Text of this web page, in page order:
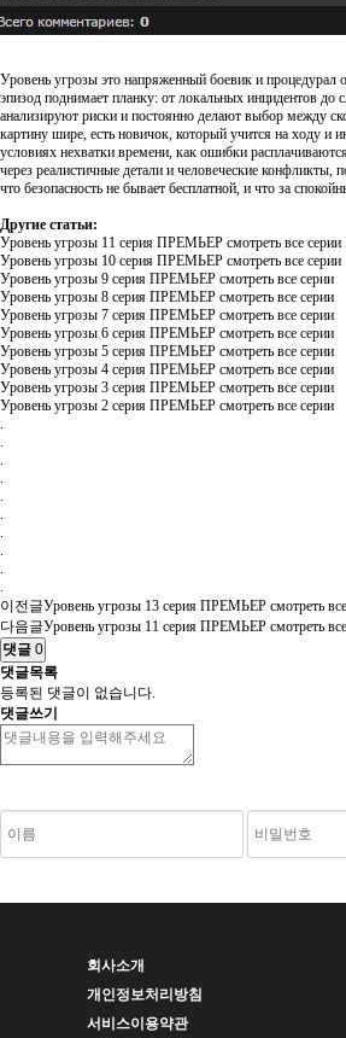
Уровень угрозы это напряженный боевик и процедурал
эпизод поднимает планку: от локальных инцидентов
анализируют риски и постоянно делают выбор между
картину шире, есть новичок, который учится на ходу и
условиях нехватки времени, как ошибки
через реалистичные детали и человеческие
что безопасность не бывает бесплатной, и что за
Другие статьи:
Уровень угрозы 11 серия ПРЕМЬЕР смотреть все серии
Уровень угрозы 10 серия ПРЕМЬЕР смотреть все серии
Уровень угрозы 9 серия ПРЕМЬЕР смотреть все серии
Уровень угрозы 8 серия ПРЕМЬЕР смотреть все серии
Уровень угрозы 7 серия ПРЕМЬЕР смотреть все серии
Уровень угрозы 6 серия ПРЕМЬЕР смотреть все серии
Уровень угрозы 5 серия ПРЕМЬЕР смотреть все серии
Уровень угрозы 4 серия ПРЕМЬЕР смотреть все серии
Уровень угрозы 3 серия ПРЕМЬЕР смотреть все серии
Уровень угрозы 2 серия ПРЕМЬЕР смотреть все серии
.
.
.
.
.
.
.
.
.
.
이전글Уровень угрозы 13 серия ПРЕМЬЕР смотреть
다음글Уровень угрозы 11 серия ПРЕМЬЕР смотреть
댓글 0
댓글목록
등록된 댓글이 없습니다.
댓글쓰기
회사소개
개인정보처리방침
서비스이용약관